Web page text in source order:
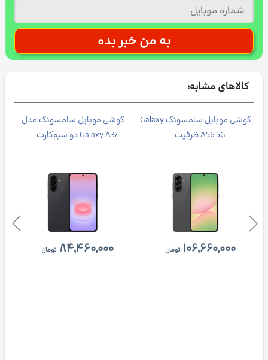
کالاهای مشابه:
گوشی موبایل سامسونگ مدل
Galaxy A37 دو سیم‌کارت ...
۸۴,۴۶۰,۰۰۰ تومان
گوشی موبايل سامسونگ Galaxy
A56 5G ظرفیت ...
۱۰۶,۶۶۰,۰۰۰ تومان